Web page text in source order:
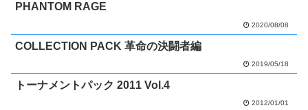
PHANTOM RAGE
2020/08/08
COLLECTION PACK 革命の決闘者編
2019/05/18
トーナメントパック 2011 Vol.4
2012/01/01